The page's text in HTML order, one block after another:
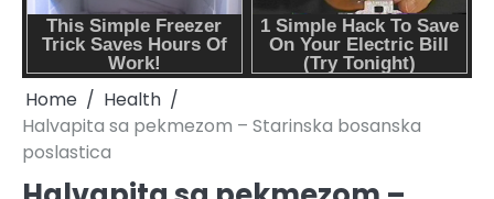
Home
Health
Halvapita sa pekmezom – Starinska bosanska
poslastica